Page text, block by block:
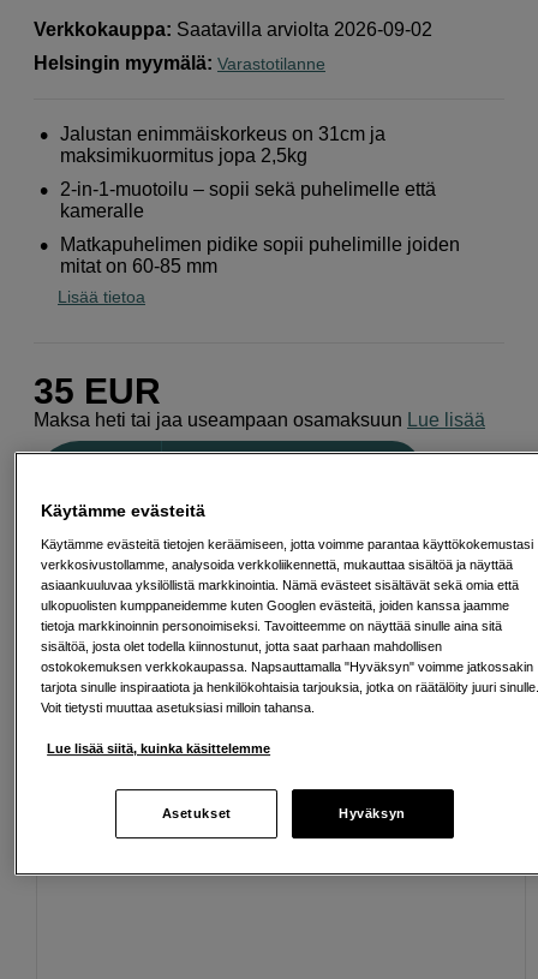
Verkkokauppa: Saatavilla arviolta 2026-09-02
Helsingin myymälä: Varastotilanne
Jalustan enimmäiskorkeus on 31cm ja
maksimikuormitus jopa 2,5kg
2-in-1-muotoilu – sopii sekä puhelimelle että
kameralle
Matkapuhelimen pidike sopii puhelimille joiden
mitat on 60-85 mm
Lisää tietoa
35 EUR
Maksa heti tai jaa useampaan osamaksuun Lue lisää
Ilmainen toimitus yli 200 EUR ostoksille
Osta nyt ja maksa myöhemmin
Sopivat lisävarusteet Näytä lisää
Käytämme evästeitä
Käytämme evästeitä tietojen keräämiseen, jotta voimme parantaa käyttökokemustasi
verkkosivustollamme, analysoida verkkoliikennettä, mukauttaa sisältöä ja näyttää
asiaankuuluvaa yksilöllistä markkinointia. Nämä evästeet sisältävät sekä omia että
ulkopuolisten kumppaneidemme kuten Googlen evästeitä, joiden kanssa jaamme
tietoja markkinoinnin personoimiseksi. Tavoitteemme on näyttää sinulle aina sitä
sisältöä, josta olet todella kiinnostunut, jotta saat parhaan mahdollisen
ostokokemuksen verkkokaupassa. Napsauttamalla "Hyväksyn" voimme jatkossakin
tarjota sinulle inspiraatiota ja henkilökohtaisia tarjouksia, jotka on räätälöity juuri
Voit tietysti muuttaa asetuksiasi milloin tahansa.
Lue lisää siitä, kuinka käsittelemme
Asetukset Hyväksyn